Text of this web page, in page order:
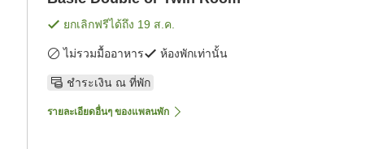
ยกเลิกฟรีได้ถึง 19 ส.ค.
ไม่รวมมื้ออาหาร ห้องพักเท่านั้น
ชำระเงิน ณ ที่พัก
รายละเอียดอื่นๆ ของแพลนพัก